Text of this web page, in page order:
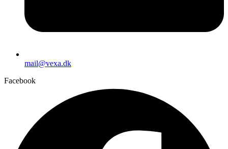
mail@vexa.dk
Facebook